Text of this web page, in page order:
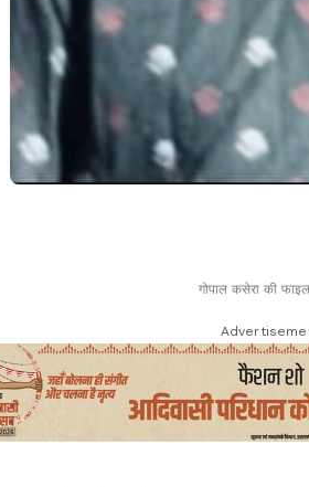
गोपाल कसेरा की